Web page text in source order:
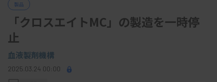
製品
「クロスエイトMC」の製造を一時停
止
血液製剤機構
2025.03.24 00:00